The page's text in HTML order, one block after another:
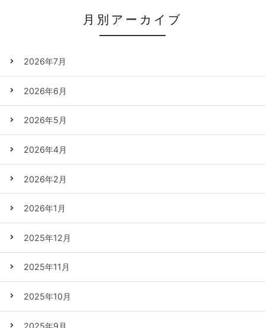
月別アーカイブ
2026年7月
2026年6月
2026年5月
2026年4月
2026年2月
2026年1月
2025年12月
2025年11月
2025年10月
2025年9月